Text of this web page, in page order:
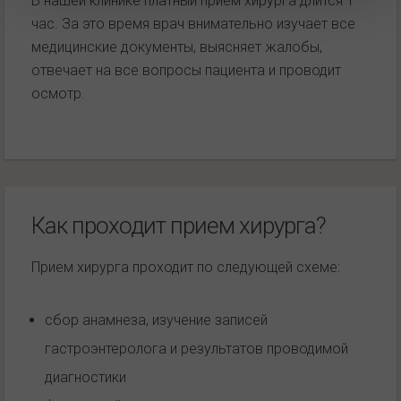
час. За это время врач внимательно изучает все
медицинские документы, выясняет жалобы,
отвечает на все вопросы пациента и проводит
осмотр.
Как проходит прием хирурга?
Прием хирурга проходит по следующей схеме:
сбор анамнеза, изучение записей
гастроэнтеролога и результатов проводимой
диагностики